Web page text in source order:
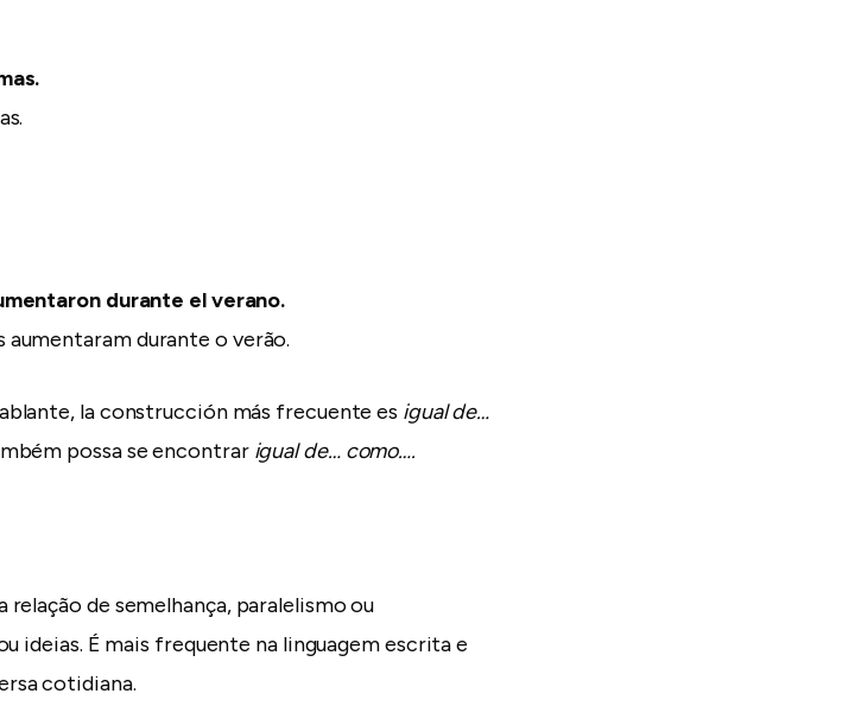
durante el verano.
aumentaram durante o verão.
la construcción más frecuente es igual de…
possa se encontrar igual de… como….
de semelhança, paralelismo ou
ideias. É mais frequente na linguagem escrita e
cotidiana.